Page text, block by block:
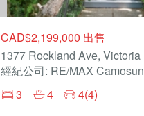
CAD$2,199,000 出售
1377 Rockland Ave, Victoria
經紀公司: RE/MAX Camosun
3
4 4(4)